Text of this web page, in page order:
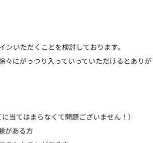
ンいただくことを検討しております。
々にがっつり入っていっていただけるとありが
当てはまらなくて問題ございません！）
がある方